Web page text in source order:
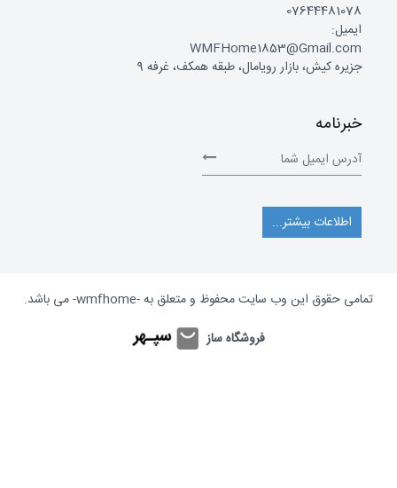
07644481078
ایمیل:
WMFHome1853@Gmail.com
جزیره کیش، بازار رویامال، طبقه همکف، غرفه 9
خبرنامه
اطلاعات بیشتر...
تمامی حقوق این وب سایت محفوظ و متعلق به -wmfhome-
می باشد.
فروشگاه ساز